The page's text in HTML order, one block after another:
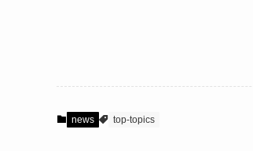
news top-topics